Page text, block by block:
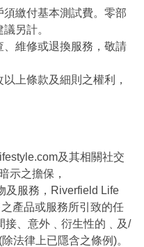
繳付基本測試費。零部
另計。
維修或退換服務，敬請
上條款及細則之權利，
及其相關社交
示之擔保，
及服務，Riverfield Life
產品或服務所引致的任
接、意外﹑衍生性的﹑及/
法律上已隱含之條例)。